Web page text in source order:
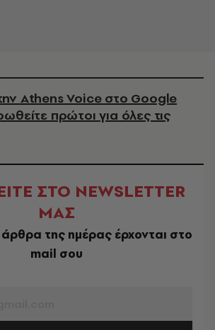
Athens Voice στο Google
πρώτοι για όλες τις
ΣΤΟ NEWSLETTER
ΜΑΣ
της ημέρας έρχονται στο
mail σου